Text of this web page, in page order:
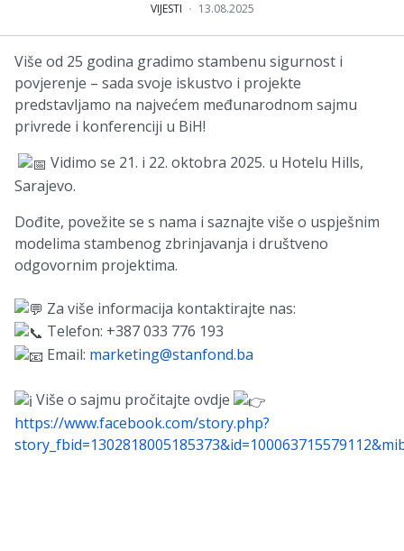
VIJESTI 13.08.2025
Više od 25 godina gradimo stambenu sigurnost i
povjerenje – sada svoje iskustvo i projekte
predstavljamo na najvećem međunarodnom sajmu
privrede i konferenciji u BiH!
Vidimo se 21. i 22. oktobra 2025. u Hotelu Hills,
Sarajevo.
Dođite, povežite se s nama i saznajte više o uspješnim
modelima stambenog zbrinjavanja i društveno
odgovornim projektima.
Za više informacija kontaktirajte nas:
Telefon: +387 033 776 193
Email: marketing@stanfond.ba
Više o sajmu pročitajte ovdje
https://www.facebook.com/story.php?